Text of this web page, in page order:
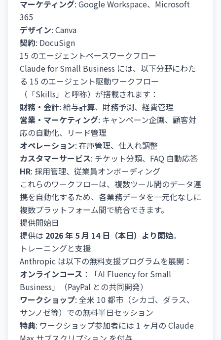
マーケティング: Google Workspace、Microsoft
365
デザイン: Canva
契約: DocuSign
15 のエージェントベースワークフロー
Claude for Small Business には、以下分野にわた
る 15 のエージェント駆動ワークフロー
（「Skills」と呼称）が搭載されます：
財務・会計: 給与計算、財務予測、経費管理
営業・マーケティング: キャンペーン企画、顧客対
応の自動化、リード管理
オペレーション: 在庫管理、仕入れ調整
カスタマーサービス: チケット分類、FAQ 自動応答
HR: 採用管理、従業員オンボーディング
これらのワークフローは、複数ツール間のデータ連
携を自動化するため、各業務データを一元化なしに
複数プラットフォーム間で統合できます。
提供開始日
提供は 2026 年 5 月 14 日（本日）より開始。
トレーニングと支援
Anthropic は以下の無料支援プログラムを展開：
オンラインコース ：「AI Fluency for Small
Business」（PayPal との共同開発）
ワークショップ: 全米 10 都市（シカゴ、ダラス、
サンノゼ等）での無料半日セッション
特典: ワークショップ参加者には 1 ヶ月の Claude